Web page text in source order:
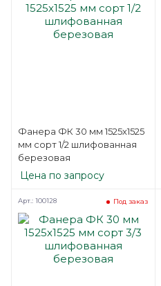
Фанера ФК 30 мм 1525х1525
мм сорт 1/2 шлифованная
березовая
Цена по запросу
Под заказ
Арт.: 100128